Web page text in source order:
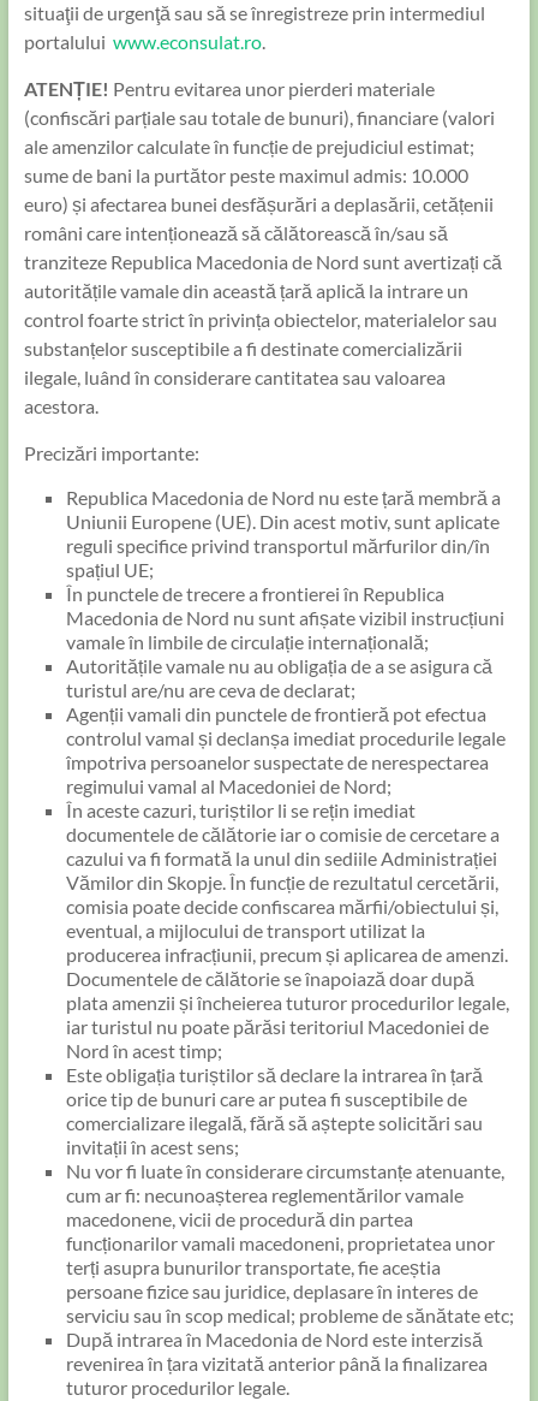
situaţii de urgenţă sau să se înregistreze prin intermediul
portalului www.econsulat.ro.
ATENȚIE! Pentru evitarea unor pierderi materiale
(confiscări parțiale sau totale de bunuri), financiare (valori
ale amenzilor calculate în funcție de prejudiciul estimat;
sume de bani la purtător peste maximul admis: 10.000
euro) și afectarea bunei desfășurări a deplasării, cetățenii
români care intenționează să călătorească în/sau să
tranziteze Republica Macedonia de Nord sunt avertizați că
autoritățile vamale din această țară aplică la intrare un
control foarte strict în privința obiectelor, materialelor sau
substanțelor susceptibile a fi destinate comercializării
ilegale, luând în considerare cantitatea sau valoarea
acestora.
Precizări importante:
Republica Macedonia de Nord nu este țară membră a
Uniunii Europene (UE). Din acest motiv, sunt aplicate
reguli specifice privind transportul mărfurilor din/în
spațiul UE;
În punctele de trecere a frontierei în Republica
Macedonia de Nord nu sunt afișate vizibil instrucțiuni
vamale în limbile de circulație internațională;
Autoritățile vamale nu au obligația de a se asigura că
turistul are/nu are ceva de declarat;
Agenții vamali din punctele de frontieră pot efectua
controlul vamal și declanșa imediat procedurile legale
împotriva persoanelor suspectate de nerespectarea
regimului vamal al Macedoniei de Nord;
În aceste cazuri, turiștilor li se rețin imediat
documentele de călătorie iar o comisie de cercetare a
cazului va fi formată la unul din sediile Administrației
Vămilor din Skopje. În funcție de rezultatul cercetării,
comisia poate decide confiscarea mărfii/obiectului și,
eventual, a mijlocului de transport utilizat la
producerea infracțiunii, precum și aplicarea de amenzi.
Documentele de călătorie se înapoiază doar după
plata amenzii și încheierea tuturor procedurilor legale,
iar turistul nu poate părăsi teritoriul Macedoniei de
Nord în acest timp;
Este obligația turiștilor să declare la intrarea în țară
orice tip de bunuri care ar putea fi susceptibile de
comercializare ilegală, fără să aștepte solicitări sau
invitații în acest sens;
Nu vor fi luate în considerare circumstanțe atenuante,
cum ar fi: necunoașterea reglementărilor vamale
macedonene, vicii de procedură din partea
funcționarilor vamali macedoneni, proprietatea unor
terți asupra bunurilor transportate, fie aceștia
persoane fizice sau juridice, deplasare în interes de
serviciu sau în scop medical; probleme de sănătate etc;
După intrarea în Macedonia de Nord este interzisă
revenirea în țara vizitată anterior până la finalizarea
tuturor procedurilor legale.